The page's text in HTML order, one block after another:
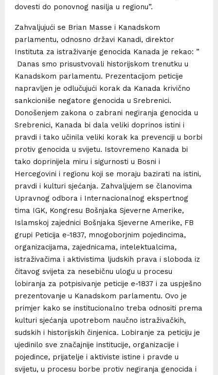
dovesti do ponovnog nasilja u regionu”.
Zahvaljujući se Brian Masse i Kanadskom
parlamentu, odnosno državi Kanadi, direktor
Instituta za istraživanje genocida Kanada je rekao: ”
Danas smo prisustvovali historijskom trenutku u
Kanadskom parlamentu. Prezentacijom peticije
napravljen je odlučujući korak da Kanada krivično
sankcioniše negatore genocida u Srebrenici.
Donošenjem zakona o zabrani negiranja genocida u
Srebrenici, Kanada bi dala veliki doprinos istini i
pravdi i tako učinila veliki korak ka prevenciji u borbi
protiv genocida u svijetu. Istovremeno Kanada bi
tako doprinijela miru i sigurnosti u Bosni i
Hercegovini i regionu koji se moraju bazirati na istini,
pravdi i kulturi sjećanja. Zahvaljujem se članovima
Upravnog odbora i Internacionalnog ekspertnog
tima IGK, Kongresu Bošnjaka Sjeverne Amerike,
Islamskoj zajednici Bošnjaka Sjeverne Amerike, FB
grupi Peticija e-1837, mnogoborjnim pojedincima,
organizacijama, zajednicama, intelektualcima,
istraživačima i aktivistima ljudskih prava i sloboda iz
čitavog svijeta za nesebičnu ulogu u procesu
lobiranja za potpisivanje peticije e-1837 i za uspješno
prezentovanje u Kanadskom parlamentu. Ovo je
primjer kako se institucionalno treba odnositi prema
kulturi sjećanja upotrebom naučno istraživačkih,
sudskih i historijskih činjenica. Lobiranje za peticiju je
ujedinilo sve značajnije institucije, organizacije i
pojedince, prijatelje i aktiviste istine i pravde u
svijetu, u procesu borbe protiv negiranja genocida i